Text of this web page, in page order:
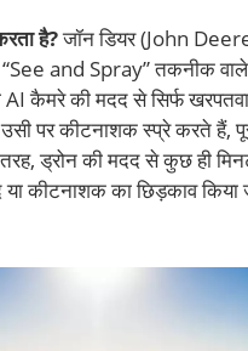
है?जॉन डियर (John
and Spray” तकनीक
AI कैमरे की मदद से सिर्फ
पर कीटनाशक स्प्रे करते हैं,
ड्रोन की मदद से कुछ ही
कीटनाशक का छिड़काव किया